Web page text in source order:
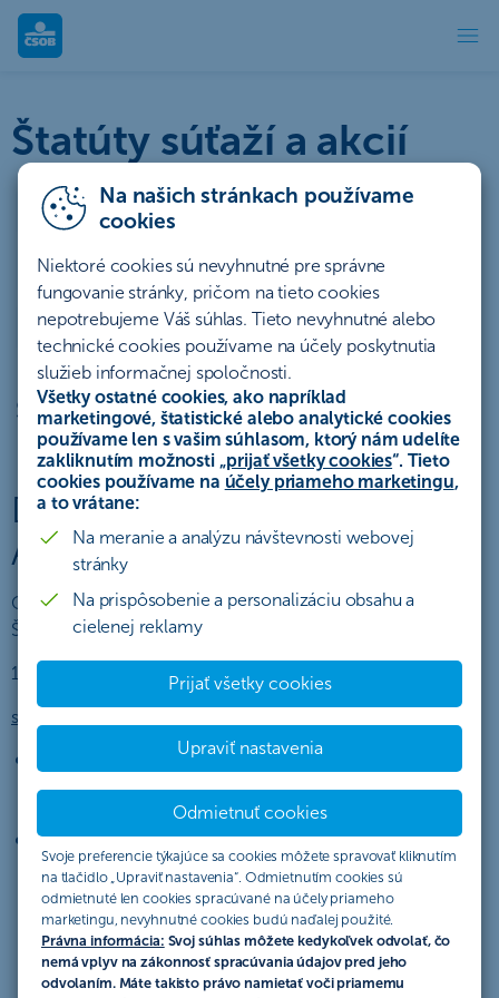
Na našich stránkach používame
cookies
Niektoré cookies sú nevyhnutné pre správne
fungovanie stránky, pričom na tieto cookies
nepotrebujeme Váš súhlas. Tieto nevyhnutné alebo
technické cookies používame na účely poskytnutia
služieb informačnej spoločnosti.
Všetky ostatné cookies, ako napríklad
marketingové, štatistické alebo analytické cookies
používame len s vašim súhlasom, ktorý nám udelíte
zakliknutím možnosti „prijať všetky cookies“. Tieto
cookies používame na účely priameho marketingu,
a to vrátane:
Na meranie a analýzu návštevnosti webovej
stránky
Na prispôsobenie a personalizáciu obsahu a
cielenej reklamy
Prijať všetky cookies
Upraviť nastavenia
Odmietnuť cookies
Svoje preferencie týkajúce sa cookies môžete spravovať kliknutím
na tlačidlo „Upraviť nastavenia“. Odmietnutím cookies sú
odmietnuté len cookies spracúvané na účely priameho
marketingu, nevyhnutné cookies budú naďalej použité.
Právna informácia: Svoj súhlas môžete kedykoľvek odvolať, čo
nemá vplyv na zákonnosť spracúvania údajov pred jeho
odvolaním. Máte takisto právo namietať voči priamemu
Štatúty súťaží a akcií
Účty a platby
Sporenie a investovanie Poistenie Hypotéky
Ostatné Archív
Štatút akcie „PatronGO 25“
DODATOK Č. 1 K ŠTATÚTU
AKCIE „PatronGO 25”
Organizátor akcie týmto Dodatkom mení a dopĺňa znenie
Štatútu akcie„PatronGO 25“
1. v časti “Podmienky účasti”
sa mení nasledovná časť:
novými klientmi ČSOB v období od
01.01.2025 do 30.06.2025, teda ku dňu 31.12.2024
(vrátane) nemali s ČSOB žiadny zmluvný vzťah,
uzatvoriazmluvu o Smart účte, Smart účte Plus alebo
Smart účte Premiumv období od01.01.2025 do
30.06.2025na základe odporúčania spoločnosťou
PatronGO, (PatronGO účastníkom sprístupní link na
otvorenie účtu cez Aplikáciu PatronGO a zároveň odkaz
na tento Štatút). Deň kedy účastník otvorí odkaz na